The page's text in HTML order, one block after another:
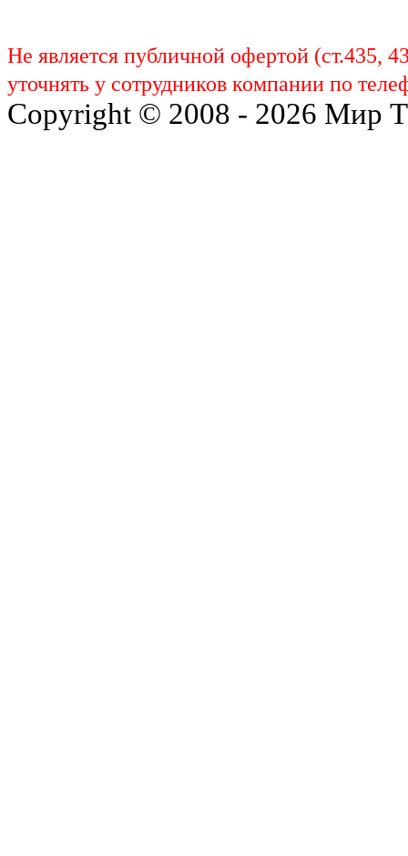
Не является публичной офертой (ст.435,
уточнять у сотрудников компании по
Copyright © 2008 - 2026 Мир